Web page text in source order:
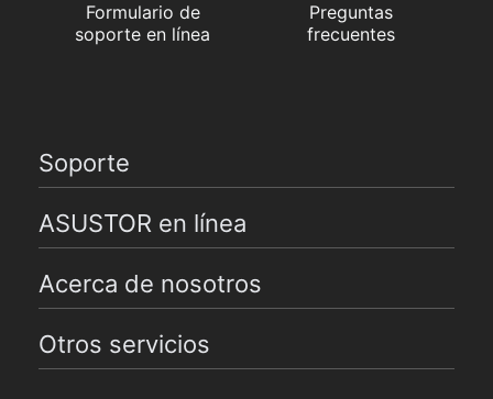
Formulario de
soporte en línea
Preguntas
frecuentes
Soporte
ASUSTOR en línea
Acerca de nosotros
Otros servicios